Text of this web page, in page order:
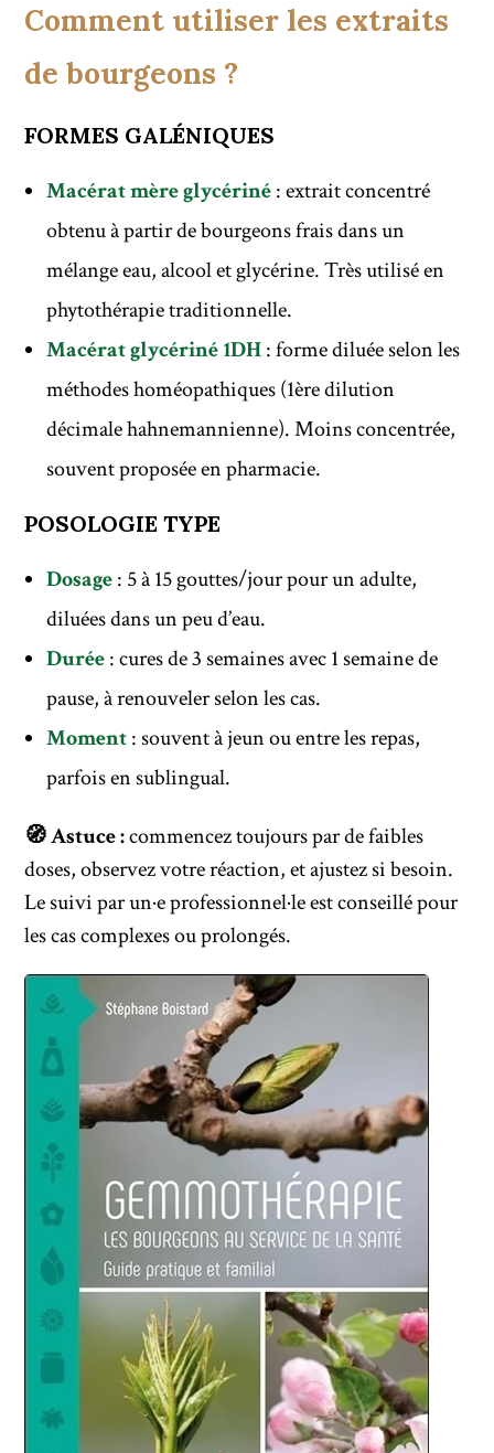
Comment utiliser les extraits
de bourgeons ?
FORMES GALÉNIQUES
Macérat mère glycériné: extrait concentré
obtenu à partir de bourgeons frais dans un
mélange eau, alcool et glycérine. Très utilisé en
phytothérapie traditionnelle.
Macérat glycériné 1DH: forme diluée selon les
méthodes homéopathiques (1ère dilution
décimale hahnemannienne). Moins concentrée,
souvent proposée en pharmacie.
POSOLOGIE TYPE
Dosage: 5 à 15 gouttes/jour pour un adulte,
diluées dans un peu d’eau.
Durée: cures de 3 semaines avec 1 semaine de
pause, à renouveler selon les cas.
Moment: souvent à jeun ou entre les repas,
parfois en sublingual.
🧭 Astuce :commencez toujours par de faibles
doses, observez votre réaction, et ajustez si besoin.
Le suivi par un·e professionnel·le est conseillé pour
les cas complexes ou prolongés.